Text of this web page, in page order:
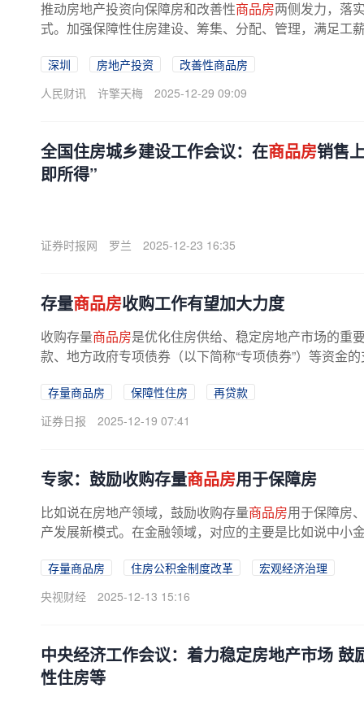
推动房地产投资向保障房和改善性商品房两侧发力，落
式。加强保障性住房建设、筹集、分配、管理，满足工
深圳 房地产投资
改善性商品房
人民财讯
许擎天梅 2025-12-29 09:09
全国住房城乡建设工作会议：在商品房销售
即所得”
证券时报网 罗兰 2025-12-23 16:35
存量商品房收购工作有望加大力度
收购存量商品房是优化住房供给、稳定房地产市场的重
款、地方政府专项债券（以下简称“专项债券”）等资金
存量商品房 保障性住房
再贷款
证券日报
2025-12-19 07:41
专家：鼓励收购存量商品房用于保障房
比如说在房地产领域，鼓励收购存量商品房用于保障房
产发展新模式。在金融领域，对应的主要是比如说中小
存量商品房 住房公积金制度改革
宏观经济治理
央视财经
2025-12-13 15:16
中央经济工作会议：着力稳定房地产市场 鼓
性住房等